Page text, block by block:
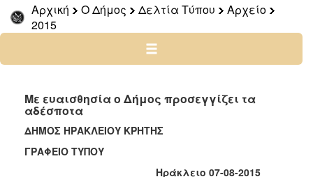
Αρχική Ο Δήμος Δελτία Τύπου
Αρχείο
2015
2026
2025
2022
2021
2020
2019
Με ευαισθησία ο Δήμος προσεγγίζει τα
αδέσποτα
ΔΗΜΟΣ ΗΡΑΚΛΕΙΟΥ ΚΡΗΤΗΣ
ΓΡΑΦΕΙΟ ΤΥΠΟΥ
Ηράκλειο 07-08-2015